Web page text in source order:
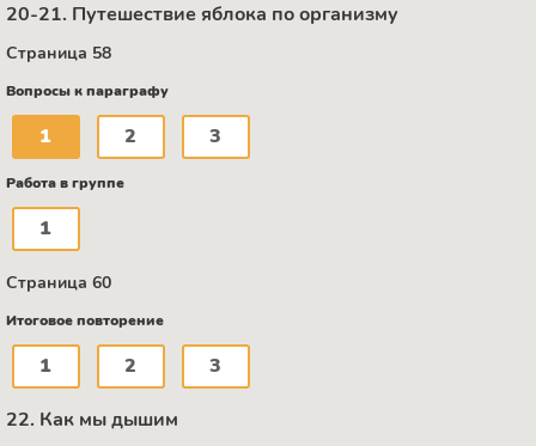
20-21. Путешествие яблока по организму
Страница 58
Вопросы к параграфу
1 2 3
Работа в группе
1
Страница 60
Итоговое повторение
1 2 3
22. Как мы дышим